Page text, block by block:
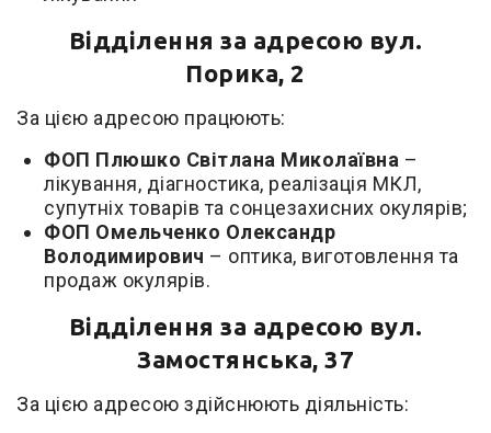
Відділення за адресою вул.
Порика, 2
За цією адресою працюють:
ФОП Плюшко Світлана Миколаївна –
лікування, діагностика, реалізація МКЛ,
супутніх товарів та сонцезахисних окулярів;
ФОП Омельченко Олександр
Володимирович – оптика, виготовлення та
продаж окулярів.
Відділення за адресою вул.
Замостянська, 37
За цією адресою здійснюють діяльність: